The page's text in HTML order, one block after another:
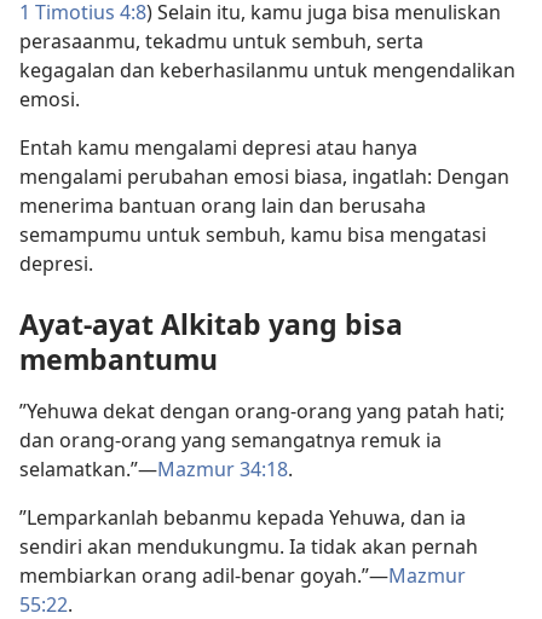
1 Timotius 4:8) Selain itu, kamu juga bisa menuliskan
perasaanmu, tekadmu untuk sembuh, serta
kegagalan dan keberhasilanmu untuk mengendalikan
emosi.
Entah kamu mengalami depresi atau hanya
mengalami perubahan emosi biasa, ingatlah: Dengan
menerima bantuan orang lain dan berusaha
semampumu untuk sembuh, kamu bisa mengatasi
depresi.
Ayat-ayat Alkitab yang bisa
membantumu
”Yehuwa dekat dengan orang-orang yang patah hati;
dan orang-orang yang semangatnya remuk ia
selamatkan.”​—Mazmur 34:18.
”Lemparkanlah bebanmu kepada Yehuwa, dan ia
sendiri akan mendukungmu. Ia tidak akan pernah
membiarkan orang adil-benar goyah.”​—Mazmur
55:22.